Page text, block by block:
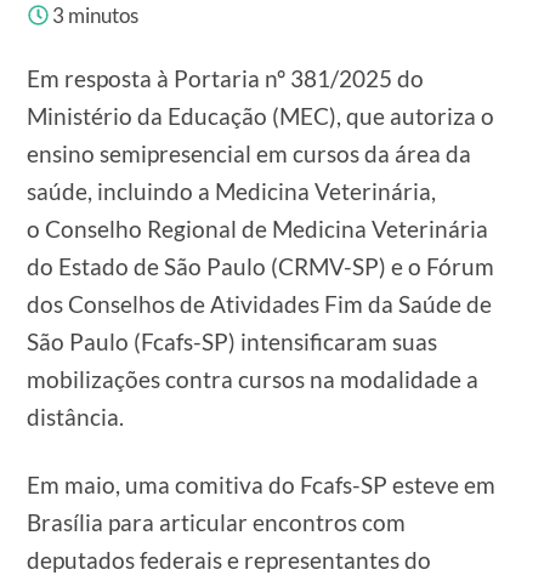
3 minutos
Em resposta à Portaria nº 381/2025 do
Ministério da Educação (MEC), que autoriza o
ensino semipresencial em cursos da área da
saúde, incluindo a Medicina Veterinária,
o Conselho Regional de Medicina Veterinária
do Estado de São Paulo (CRMV-SP) e o Fórum
dos Conselhos de Atividades Fim da Saúde de
São Paulo (Fcafs-SP) intensificaram suas
mobilizações contra cursos na modalidade a
distância.
Em maio, uma comitiva do Fcafs-SP esteve em
Brasília para articular encontros com
deputados federais e representantes do